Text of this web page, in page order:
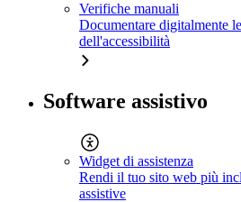
Verifiche manuali
Documentare digitalmente
dell'accessibilità
Software assistivo
Widget di assistenza
Rendi il tuo sito web più
assistive